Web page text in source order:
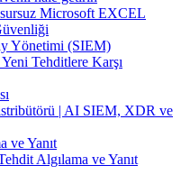
Microsoft EXCEL
Yönetimi (SIEM)
Tehditlere Karşı
| AI SIEM, XDR ve
ve Yanıt
Algılama ve Yanıt